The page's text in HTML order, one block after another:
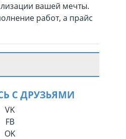
вашей мечты.
работ, а прайс
С ДРУЗЬЯМИ
VK
FB
OK